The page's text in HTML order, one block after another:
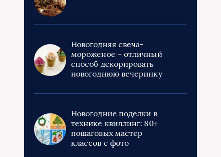
Новогодняя свеча-
мороженое – отличный
способ декорировать
новогоднюю вечеринку
Новогодние поделки в
технике квиллинг: 80+
пошаговых мастер
классов с фото